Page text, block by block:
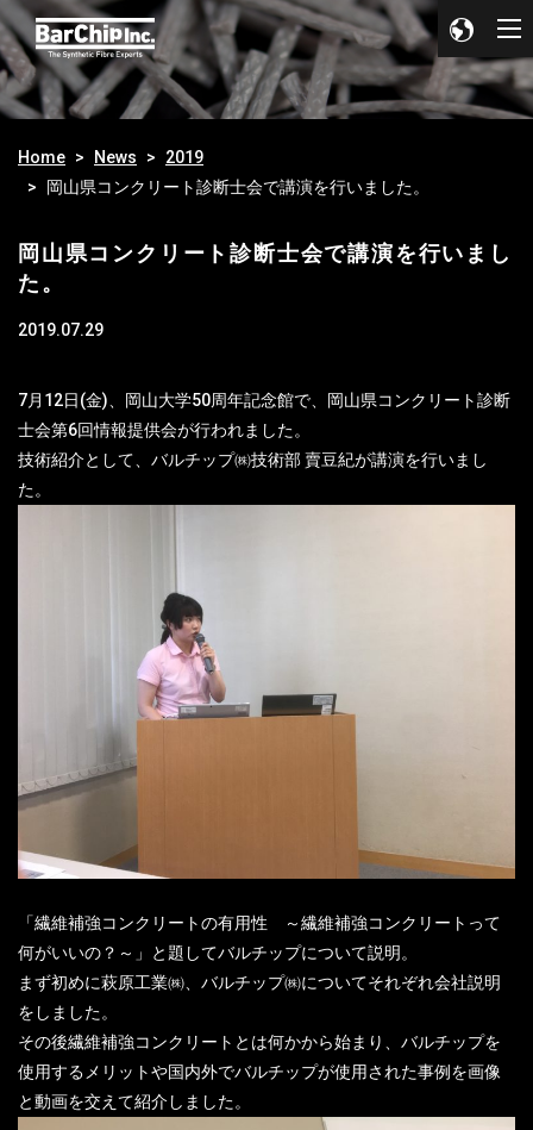
Home News
2019
岡山県コンクリート診断士会で講演を行いました。
岡山県コンクリート診断士会で講演を行いまし
た。
2019.07.29
7月12日(金)、岡山大学50周年記念館で、岡山県コンクリート診断
士会第6回情報提供会が行われました。
技術紹介として、バルチップ㈱技術部 賣豆紀が講演を行いまし
た。
「繊維補強コンクリートの有用性 ～繊維補強コンクリートって
何がいいの？～」と題してバルチップについて説明。
まず初めに萩原工業㈱、バルチップ㈱についてそれぞれ会社説明
をしました。
その後繊維補強コンクリートとは何かから始まり、バルチップを
使用するメリットや国内外でバルチップが使用された事例を画像
と動画を交えて紹介しました。